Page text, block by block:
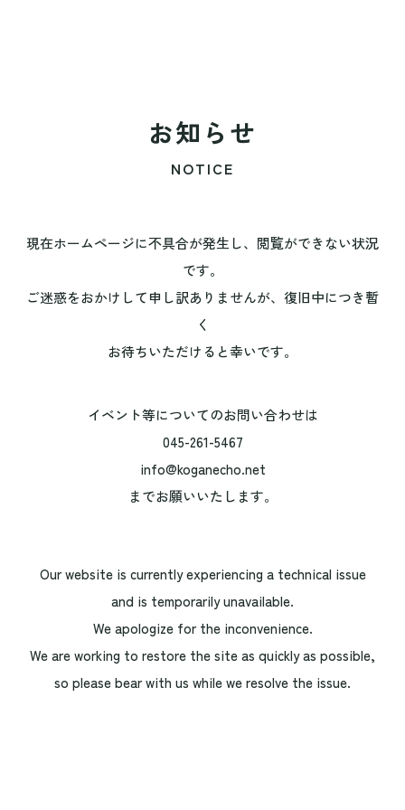
お知らせ
NOTICE
現在ホームページに不具合が発生し、閲覧ができない状況
です。
ご迷惑をおかけして申し訳ありませんが、復旧中につき暫
く
お待ちいただけると幸いです。
イベント等についてのお問い合わせは
045-261-5467
info@koganecho.net
までお願いいたします。
Our website is currently experiencing a technical issue
and is temporarily unavailable.
We apologize for the inconvenience.
We are working to restore the site as quickly as possible,
so please bear with us while we resolve the issue.